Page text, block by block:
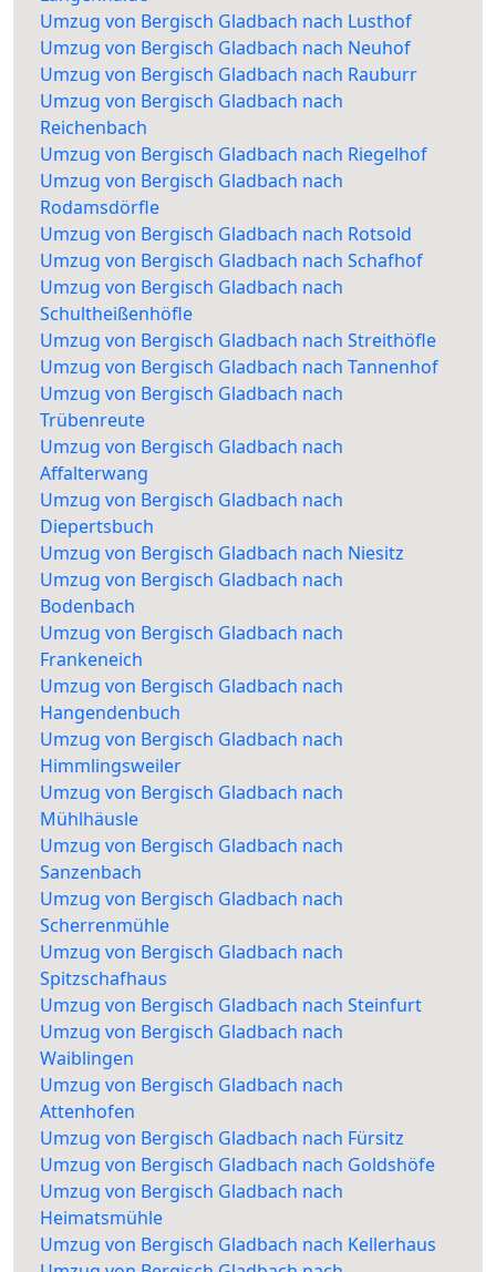
Umzug von Bergisch Gladbach nach Lusthof
Umzug von Bergisch Gladbach nach Neuhof
Umzug von Bergisch Gladbach nach Rauburr
Umzug von Bergisch Gladbach nach
Reichenbach
Umzug von Bergisch Gladbach nach Riegelhof
Umzug von Bergisch Gladbach nach
Rodamsdörfle
Umzug von Bergisch Gladbach nach Rotsold
Umzug von Bergisch Gladbach nach Schafhof
Umzug von Bergisch Gladbach nach
Schultheißenhöfle
Umzug von Bergisch Gladbach nach Streithöfle
Umzug von Bergisch Gladbach nach Tannenhof
Umzug von Bergisch Gladbach nach
Trübenreute
Umzug von Bergisch Gladbach nach
Affalterwang
Umzug von Bergisch Gladbach nach
Diepertsbuch
Umzug von Bergisch Gladbach nach Niesitz
Umzug von Bergisch Gladbach nach
Bodenbach
Umzug von Bergisch Gladbach nach
Frankeneich
Umzug von Bergisch Gladbach nach
Hangendenbuch
Umzug von Bergisch Gladbach nach
Himmlingsweiler
Umzug von Bergisch Gladbach nach
Mühlhäusle
Umzug von Bergisch Gladbach nach
Sanzenbach
Umzug von Bergisch Gladbach nach
Scherrenmühle
Umzug von Bergisch Gladbach nach
Spitzschafhaus
Umzug von Bergisch Gladbach nach Steinfurt
Umzug von Bergisch Gladbach nach
Waiblingen
Umzug von Bergisch Gladbach nach
Attenhofen
Umzug von Bergisch Gladbach nach Fürsitz
Umzug von Bergisch Gladbach nach Goldshöfe
Umzug von Bergisch Gladbach nach
Heimatsmühle
Umzug von Bergisch Gladbach nach Kellerhaus